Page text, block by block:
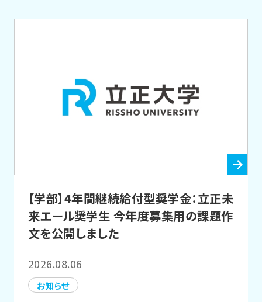
【学部】4年間継続給付型奨学金：立正未
来エール奨学生 今年度募集用の課題作
文を公開しました
2026.08.06
お知らせ